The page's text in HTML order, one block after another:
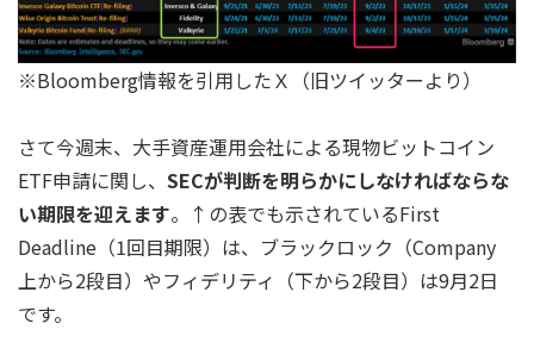
※Bloomberg情報を引用したＸ（旧ツイッターより）
さて今週末、大手資産運用会社による現物ビットコイン
ETF申請に関し、 SECが判断を明らかにしなければならな
い期限を迎えます。↑の表でも示されているFirst
Deadline（1回目期限）は、ブラックロック（Company
上から2段目）やフィデリティ（下から2段目）は9月2日
です。